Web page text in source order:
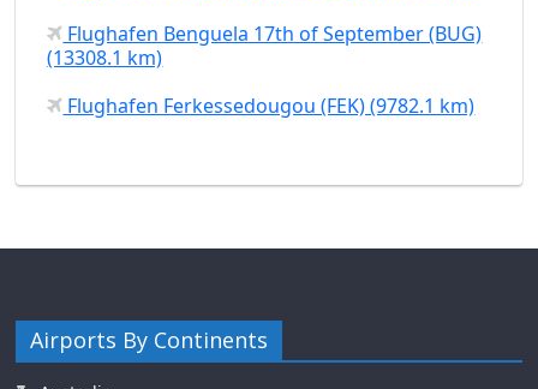
Flughafen Benguela 17th of September (BUG)
(13308.1 km)
Flughafen Ferkessedougou (FEK) (9782.1 km)
Airports By Continents